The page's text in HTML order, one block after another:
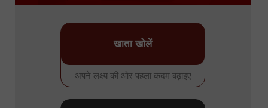
अपने लक्ष्य की ओर पहला कदम बढ़ाइए
खाता खोलें